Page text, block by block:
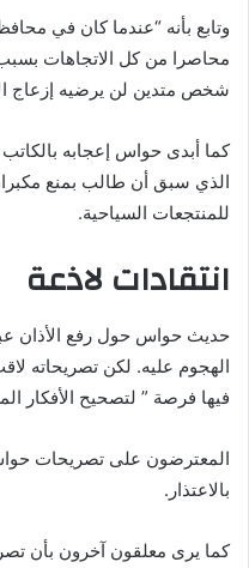
وتابع بأنه “عندما كان في
محاصرا من كل الاتجاهات
شخص متدين لن يرضيه إزعاج
كما أبدى حواس إعجابه
الذي سبق أن طالب بمنع
للمنتجعات السياحية.
انتقادات لاذعة
حديث حواس حول رفع الأذان
الهجوم عليه. لكن تصريحاته
فيها فرصة ” لتصحيح الأفكار
المعترضون على تصريحات
بالاعتذار.
كما يرى معلقون آخرون بأن